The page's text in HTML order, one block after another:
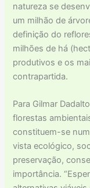
natureza se
um milhão de
definição do
milhões de há
produtivos e os
contrapartida.
Para Gilmar
florestas
constituem-se
vista ecológico,
preservação,
importância.